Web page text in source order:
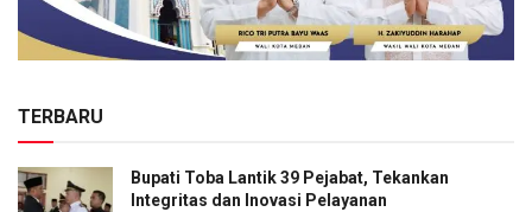
TERBARU
Bupati Toba Lantik 39 Pejabat, Tekankan
Integritas dan Inovasi Pelayanan